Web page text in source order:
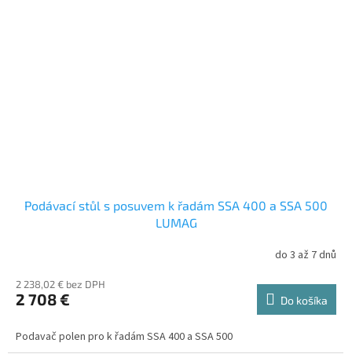
Podávací stůl s posuvem k řadám SSA 400 a SSA 500
LUMAG
do 3 až 7 dnů
2 238,02 € bez DPH
2 708 € Do košíka
Podavač polen pro k řadám SSA 400 a SSA 500